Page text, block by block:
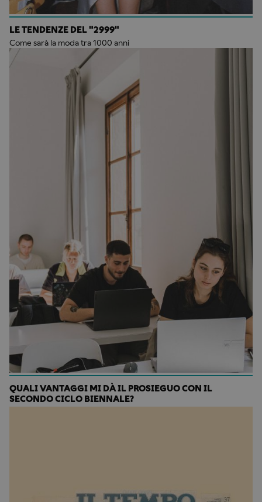
LE TENDENZE DEL "2999"
Come sarà la moda tra 1000 anni
QUALI VANTAGGI MI DÀ IL PROSIEGUO CON IL
SECONDO CICLO BIENNALE?